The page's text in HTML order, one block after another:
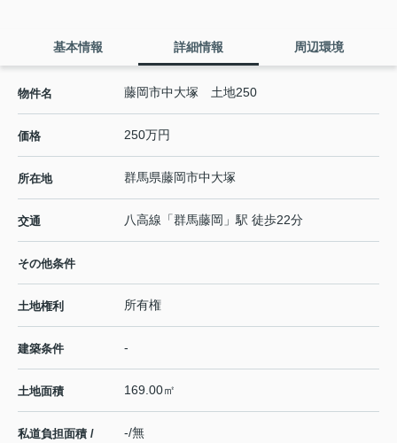
基本情報 詳細情報 周辺環境
物件名 藤岡市中大塚 土地250
価格 250万円
所在地 群馬県藤岡市中大塚
交通 八高線 「群馬藤岡 」駅 徒歩22分
その他条件
土地権利 所有権
建築条件 -
土地面積 169.00㎡
私道負担面積 /
-/無